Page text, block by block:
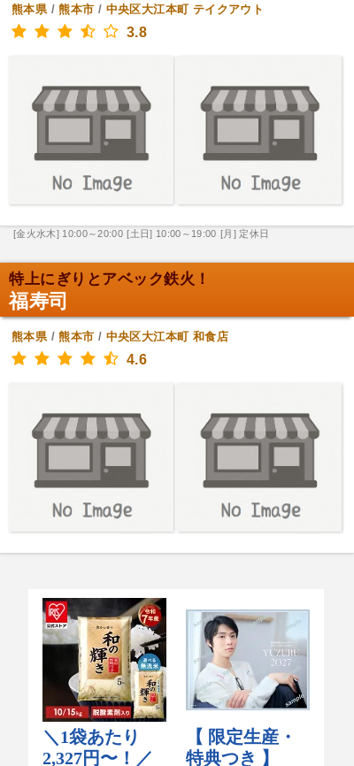
熊本県/熊本市 / 中央区大江本町 テイクアウト
3.8
[金火水木] 10:00～20:00 [土日] 10:00～19:00 [月] 定休日
特上にぎりとアベック鉄火！
福寿司
熊本県/熊本市 / 中央区大江本町 和食店
4.6